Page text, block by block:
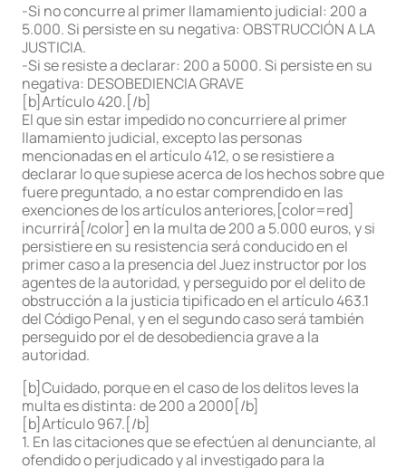
-Si no concurre al primer llamamiento judicial: 200 a
5.000. Si persiste en su negativa: OBSTRUCCIÓN A LA
JUSTICIA.
-Si se resiste a declarar: 200 a 5000. Si persiste en su
negativa: DESOBEDIENCIA GRAVE
[b]Artículo 420.[/b]
El que sin estar impedido no concurriere al primer
llamamiento judicial, excepto las personas
mencionadas en el artículo 412, o se resistiere a
declarar lo que supiese acerca de los hechos sobre que
fuere preguntado, a no estar comprendido en las
exenciones de los artículos anteriores,[color=red]
incurrirá[/color] en la multa de 200 a 5.000 euros, y si
persistiere en su resistencia será conducido en el
primer caso a la presencia del Juez instructor por los
agentes de la autoridad, y perseguido por el delito de
obstrucción a la justicia tipificado en el artículo 463.1
del Código Penal, y en el segundo caso será también
perseguido por el de desobediencia grave a la
autoridad.
[b]Cuidado, porque en el caso de los delitos leves la
multa es distinta: de 200 a 2000[/b]
[b]Artículo 967.[/b]
1. En las citaciones que se efectúen al denunciante, al
ofendido o perjudicado y al investigado para la